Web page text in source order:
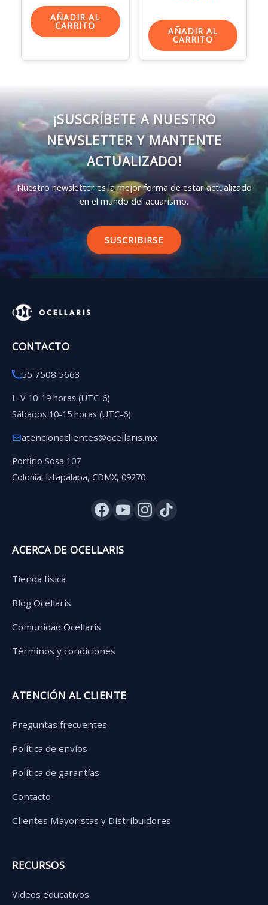
AÑADIR AL
CARRITO AÑADIR AL
CARRITO
¡SUSCRÍBETE A NUESTRO
NEWSLETTER Y MANTENTE
ACTUALIZADO!
Nuestro newsletter es la mejor forma de estar actualizado
en el mundo del acuarismo.
SUSCRIBIRSE
CONTACTO
55 7508 5663
L-V 10-19 horas (UTC-6)
Sábados 10-15 horas (UTC-6)
atencionaclientes@ocellaris.mx
Porfirio Sosa 107
Colonial Iztapalapa, CDMX, 09270
ACERCA DE OCELLARIS
Tienda física
Blog Ocellaris
Comunidad Ocellaris
Términos y condiciones
ATENCIÓN AL CLIENTE
Preguntas frecuentes
Política de envíos
Política de garantías
Contacto
Clientes Mayoristas y Distribuidores
RECURSOS
Videos educativos